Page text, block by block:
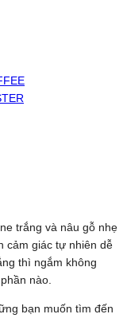
trắng và nâu gỗ nhẹ
cảm giác tự nhiên dễ
thì ngắm không
nào.
bạn muốn tìm đến